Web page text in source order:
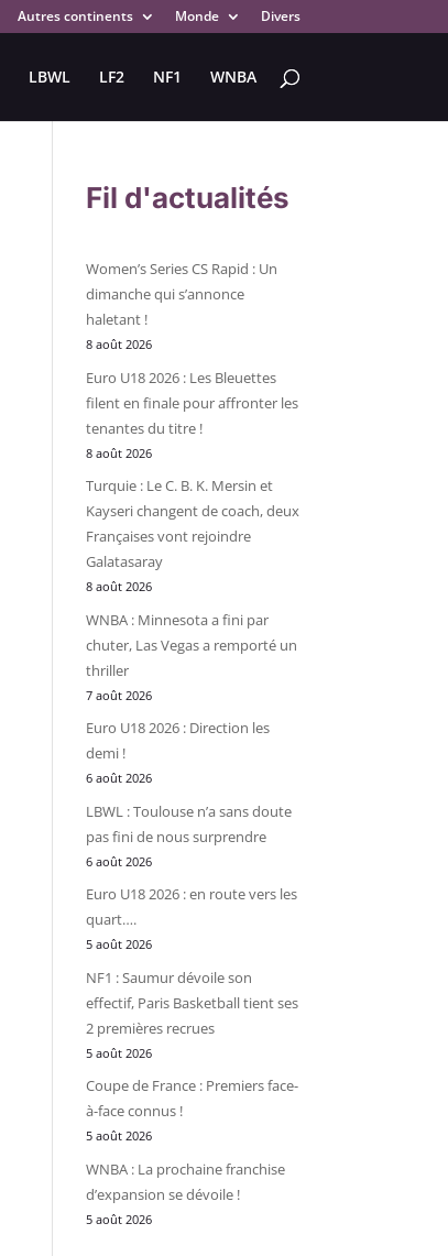
Autres continents Monde Divers
LBWL LF2 NF1 WNBA
Fil d'actualités
Women’s Series CS Rapid : Un
dimanche qui s’annonce
haletant !
8 août 2026
Euro U18 2026 : Les Bleuettes
filent en finale pour affronter les
tenantes du titre !
8 août 2026
Turquie : Le C. B. K. Mersin et
Kayseri changent de coach, deux
Françaises vont rejoindre
Galatasaray
8 août 2026
WNBA : Minnesota a fini par
chuter, Las Vegas a remporté un
thriller
7 août 2026
Euro U18 2026 : Direction les
demi !
6 août 2026
LBWL : Toulouse n’a sans doute
pas fini de nous surprendre
6 août 2026
Euro U18 2026 : en route vers les
quart….
5 août 2026
NF1 : Saumur dévoile son
effectif, Paris Basketball tient ses
2 premières recrues
5 août 2026
Coupe de France : Premiers face-
à-face connus !
5 août 2026
WNBA : La prochaine franchise
d’expansion se dévoile !
5 août 2026